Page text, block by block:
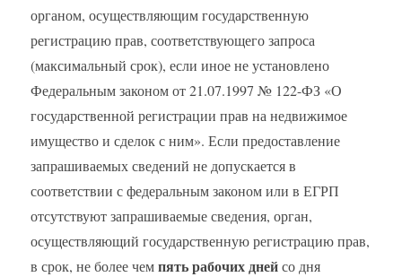
органом, осуществляющим государственную
регистрацию прав, соответствующего запроса
(максимальный срок), если иное не установлено
Федеральным законом от 21.07.1997 № 122-ФЗ «О
государственной регистрации прав на недвижимое
имущество и сделок с ним». Если предоставление
запрашиваемых сведений не допускается в
соответствии с федеральным законом или в ЕГРП
отсутствуют запрашиваемые сведения, орган,
осуществляющий государственную регистрацию прав,
в срок, не более чемпять рабочих днейсо дня